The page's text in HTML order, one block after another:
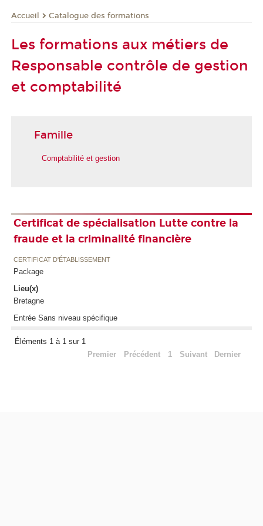
Accueil Catalogue des formations
Les formations aux métiers de
Responsable contrôle de gestion
et comptabilité
Famille
Comptabilité et gestion
Certificat de spécialisation Lutte contre la
fraude et la criminalité financière
CERTIFICAT D'ÉTABLISSEMENT
Package
Lieu(x)
Bretagne
Entrée Sans niveau spécifique
Éléments 1 à 1 sur 1
Premier
Précédent 1 Suivant Dernier